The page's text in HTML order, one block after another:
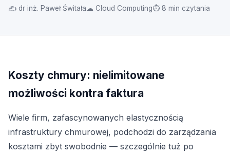
✍ dr inż. Paweł Świtała☁ Cloud Computing⏱ 8 min czytania
Koszty chmury: nielimitowane
możliwości kontra faktura
Wiele firm, zafascynowanych elastycznością
infrastruktury chmurowej, podchodzi do zarządzania
kosztami zbyt swobodnie — szczególnie tuż po